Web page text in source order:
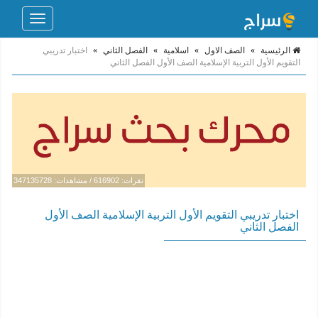
Toggle
الرئيسية » الصف الاول » اسلامية » الفصل الثاني »
اختبار تدريبي
التقويم الأول التربية الإسلامية الصف الأول الفصل الثاني
نقرات: 616902 / مشاهدات: 347135728
اختبار تدريبي التقويم الأول التربية الإسلامية الصف الأول
الفصل الثاني